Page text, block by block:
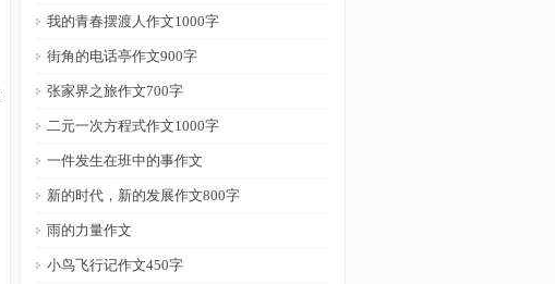
我的青春摆渡人作文1000字
街角的电话亭作文900字
张家界之旅作文700字
二元一次方程式作文1000字
一件发生在班中的事作文
新的时代，新的发展作文800字
雨的力量作文
小鸟飞行记作文450字